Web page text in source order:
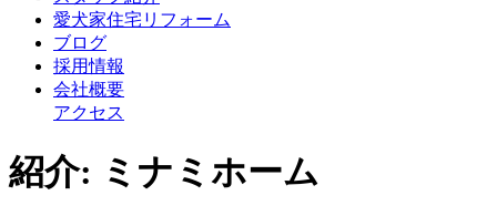
愛犬家住宅リフォーム
ブログ
採用情報
会社概要
アクセス
紹介: ミナミホーム